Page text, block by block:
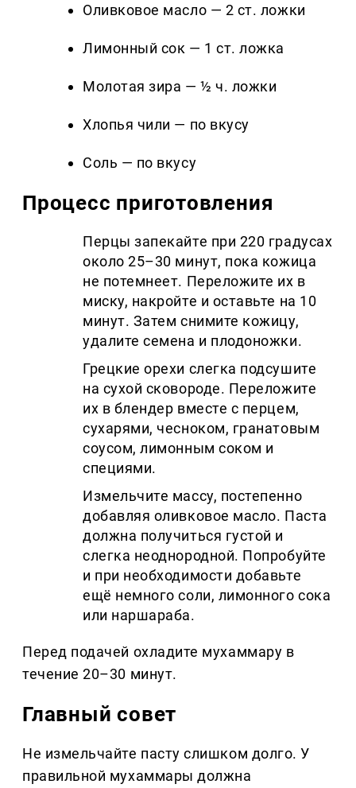
Оливковое масло — 2 ст. ложки
Лимонный сок — 1 ст. ложка
Молотая зира — ½ ч. ложки
Хлопья чили — по вкусу
Соль — по вкусу
Процесс приготовления
Перцы запекайте при 220 градусах
около 25–30 минут, пока кожица
не потемнеет. Переложите их в
миску, накройте и оставьте на 10
минут. Затем снимите кожицу,
удалите семена и плодоножки.
Грецкие орехи слегка подсушите
на сухой сковороде. Переложите
их в блендер вместе с перцем,
сухарями, чесноком, гранатовым
соусом, лимонным соком и
специями.
Измельчите массу, постепенно
добавляя оливковое масло. Паста
должна получиться густой и
слегка неоднородной. Попробуйте
и при необходимости добавьте
ещё немного соли, лимонного сока
или наршараба.
Перед подачей охладите мухаммару в
течение 20–30 минут.
Главный совет
Не измельчайте пасту слишком долго. У
правильной мухаммары должна